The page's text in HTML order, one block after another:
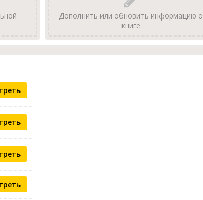
Дополнить или обновить информацию о
книге